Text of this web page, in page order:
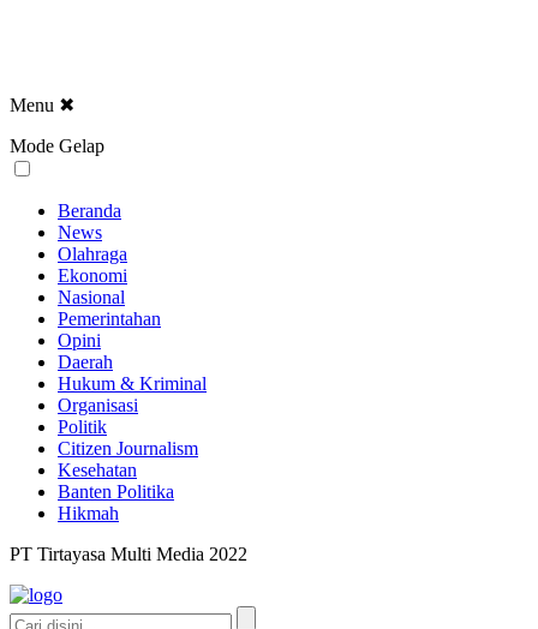
Menu ✖
Mode Gelap
Beranda
News
Olahraga
Ekonomi
Nasional
Pemerintahan
Opini
Daerah
Hukum & Kriminal
Organisasi
Politik
Citizen Journalism
Kesehatan
Banten Politika
Hikmah
PT Tirtayasa Multi Media 2022